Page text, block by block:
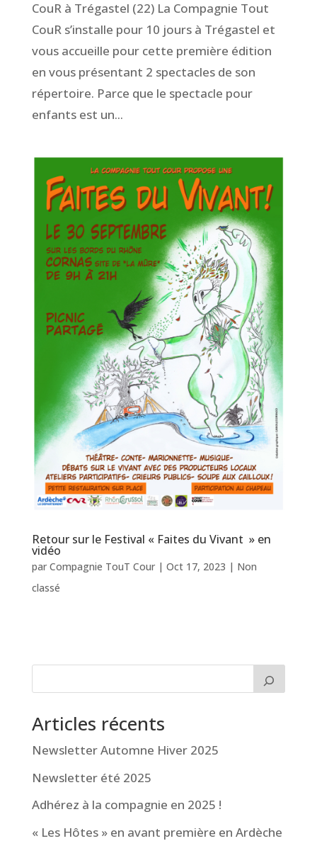
CouR à Trégastel (22) La Compagnie Tout
CouR s’installe pour 10 jours à Trégastel et
vous accueille pour cette première édition
en vous présentant 2 spectacles de son
répertoire. Parce que le spectacle pour
enfants est un...
Retour sur le Festival « Faites du Vivant » en
vidéo
par Compagnie TouT Cour| Oct 17, 2023 | Non
classé
Articles récents
Newsletter Automne Hiver 2025
Newsletter été 2025
Adhérez à la compagnie en 2025 !
« Les Hôtes » en avant première en Ardèche